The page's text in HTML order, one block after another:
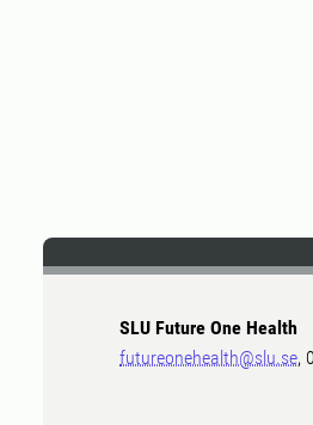
SLU Future One Health
futureonehealth@slu.se,